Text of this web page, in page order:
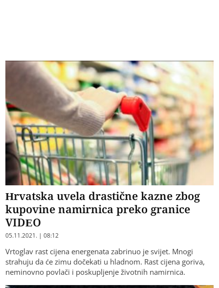
Hrvatska uvela drastične kazne zbog
kupovine namirnica preko granice
VIDEO
05.11.2021. | 08:12
Vrtoglav rast cijena energenata zabrinuo je svijet. Mnogi
strahuju da će zimu dočekati u hladnom. Rast cijena goriva,
neminovno povlači i poskupljenje životnih namirnica.